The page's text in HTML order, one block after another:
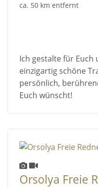
ca. 50 km entfernt
Ich gestalte für Euch
einzigartig schöne
persönlich,
Euch wünscht!
Orsolya Freie